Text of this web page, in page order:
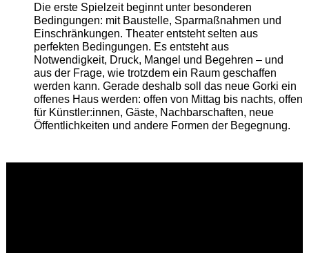
Die erste Spielzeit beginnt unter besonderen
Bedingungen: mit Baustelle, Sparmaßnahmen und
Einschränkungen. Theater entsteht selten aus
perfekten Bedingungen. Es entsteht aus
Notwendigkeit, Druck, Mangel und Begehren – und
aus der Frage, wie trotzdem ein Raum geschaffen
werden kann. Gerade deshalb soll das neue Gorki ein
offenes Haus werden: offen von Mittag bis nachts, offen
für Künstler:innen, Gäste, Nachbarschaften, neue
Öffentlichkeiten und andere Formen der Begegnung.